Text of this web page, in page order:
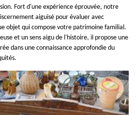
Fort d'une expérience éprouvée, notre
aiguisé pour évaluer avec
objet qui compose votre patrimoine familial.
et un sens aigu de l'histoire, il propose une
dans une connaissance approfondie du